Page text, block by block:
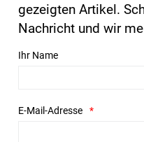
gezeigten Artikel.
Nachricht und wir
Ihr Name
E-Mail-Adresse